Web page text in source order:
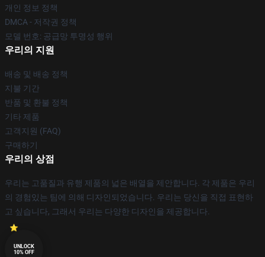
개인 정보 정책
DMCA - 저작권 정책
모델 번호: 공급망 투명성 행위
우리의 지원
배송 및 배송 정책
지불 기간
반품 및 환불 정책
기타 제품
고객지원 (FAQ)
구매하기
우리의 상점
우리는 고품질과 유행 제품의 넓은 배열을 제안합니다. 각 제품은 우리
의 경험있는 팀에 의해 디자인되었습니다. 우리는 당신을 직접 표현하
고 싶습니다, 그래서 우리는 다양한 디자인을 제공합니다.
UNLOCK
10% OFF